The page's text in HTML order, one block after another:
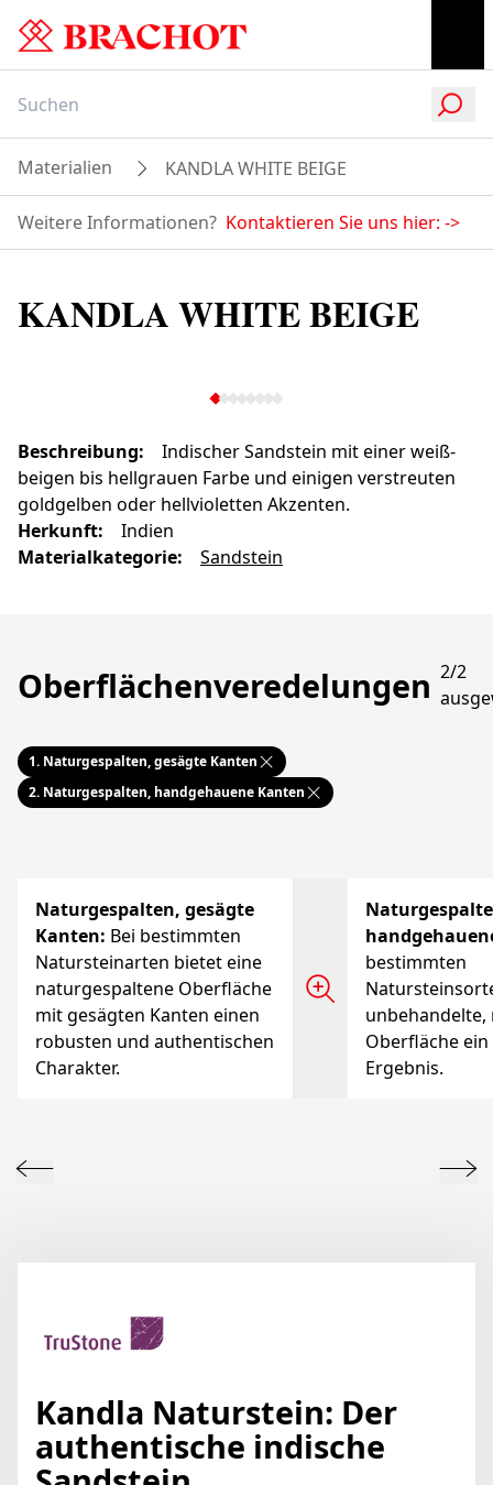
Materialien KANDLA WHITE BEIGE
Weitere Informationen? Kontaktieren Sie uns hier: ->
KANDLA WHITE BEIGE
Beschreibung:
Indischer Sandstein mit einer weiß-
beigen bis hellgrauen Farbe und einigen verstreuten
goldgelben oder hellvioletten Akzenten.
Herkunft:
Indien
Materialkategorie: Sandstein
Oberflächenveredelungen 2/2
1. Naturgespalten, gesägte Kanten
2. Naturgespalten, handgehauene Kanten
Naturgespalten, gesägte
Kanten: Bei bestimmten
Natursteinarten bietet eine
naturgespaltene Oberfläche
mit gesägten Kanten einen
robusten und authentischen
Charakter.
bestimmten
unbehandelte,
Oberfläche
Ergebnis.
Kandla Naturstein: Der
authentische indische